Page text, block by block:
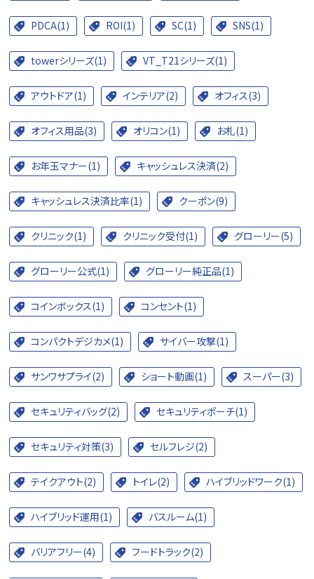
PDCA(1) ROI(1) SC(1) SNS(1)
towerシリーズ(1) VT_T21シリーズ(1)
アウトドア(1) インテリア(2) オフィス(3)
オフィス用品(3) オリコン(1) お札(1)
お年玉マナー(1) キャッシュレス決済(2)
キャッシュレス決済比率(1) クーポン(9)
クリニック(1) クリニック受付(1) グローリー(5)
グローリー公式(1) グローリー純正品(1)
コインボックス(1) コンセント(1)
コンパクトデジカメ(1) サイバー攻撃(1)
サンワサプライ(2) ショート動画(1) スーパー(3)
セキュリティバッグ(2) セキュリティポーチ(1)
セキュリティ対策(3) セルフレジ(2)
テイクアウト(2) トイレ(2) ハイブリッドワーク(1)
ハイブリッド運用(1) バスルーム(1)
バリアフリー(4) フードトラック(2)